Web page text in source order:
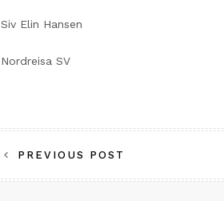
Siv Elin Hansen
Nordreisa SV
Innleggsnavigasjon
PREVIOUS POST